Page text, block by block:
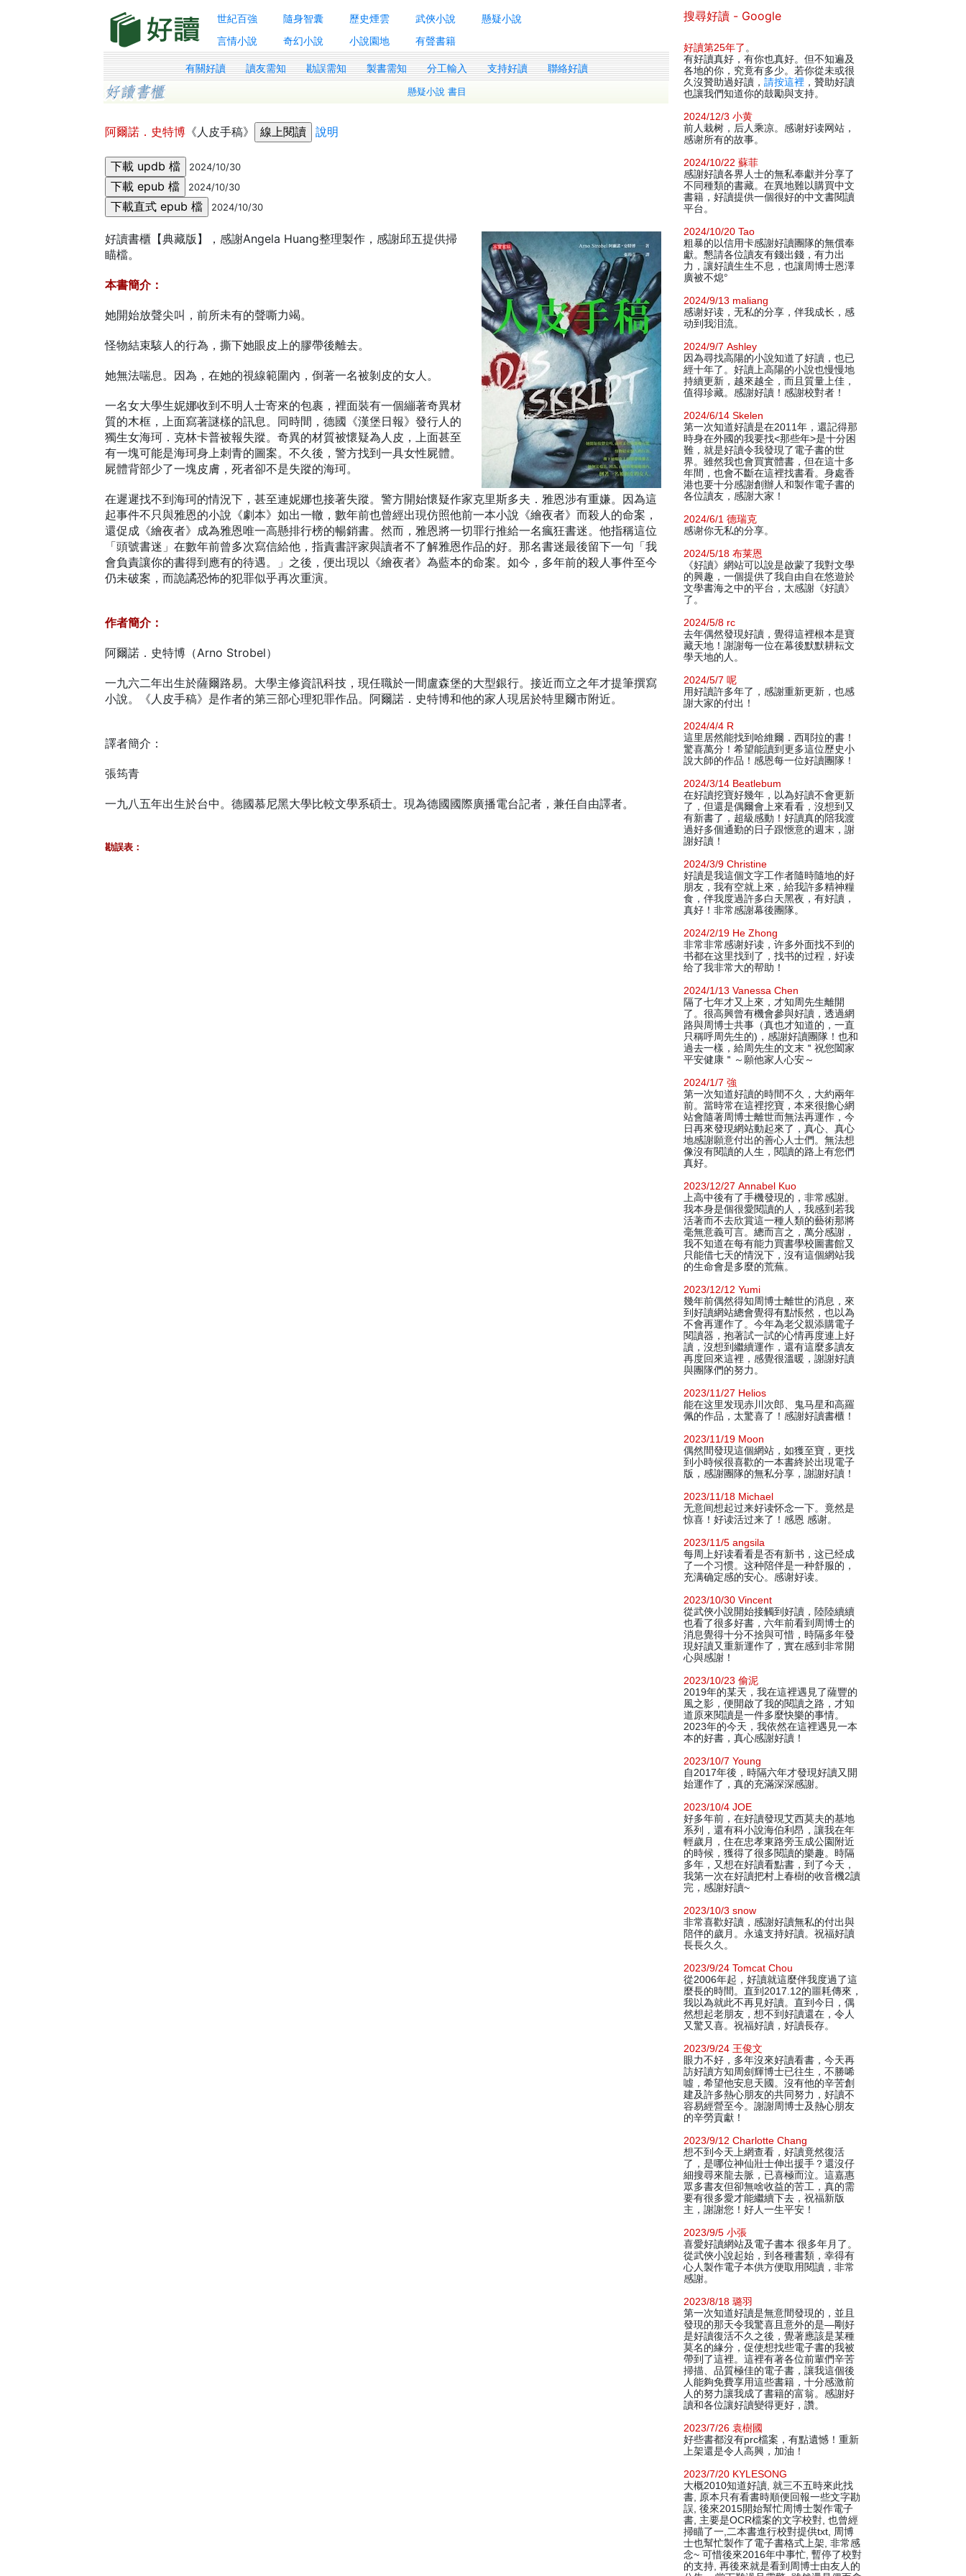
世紀百強 隨身智囊 歷史煙雲 武俠小說
懸疑小說
言情小說
奇幻小說 小說園地 有聲書籍
有關好讀 讀友需知 勘誤需知 製書需知 分工輸入 支持好讀 聯絡好讀
懸疑小說 書目
阿爾諾．史特博 《人皮手稿》 說明
2024/10/30
2024/10/30
2024/10/30
好讀書櫃【典藏版】，感謝Angela Huang整理製作，感謝邱五提供掃
瞄檔。
本書簡介：
她開始放聲尖叫，前所未有的聲嘶力竭。
怪物結束駭人的行為，撕下她眼皮上的膠帶後離去。
她無法喘息。因為，在她的視線範圍內，倒著一名被剝皮的女人。
一名女大學生妮娜收到不明人士寄來的包裹，裡面裝有一個繃著奇異材
質的木框，上面寫著謎樣的訊息。同時間，德國《漢堡日報》發行人的
獨生女海珂．克林卡普被報失蹤。奇異的材質被懷疑為人皮，上面甚至
有一塊可能是海珂身上刺青的圖案。不久後，警方找到一具女性屍體。
屍體背部少了一塊皮膚，死者卻不是失蹤的海珂。
在遲遲找不到海珂的情況下，甚至連妮娜也接著失蹤。警方開始懷疑作家克里斯多夫．雅恩涉有重嫌。因為這
起事件不只與雅恩的小說《劇本》如出一轍，數年前也曾經出現仿照他前一本小說《繪夜者》而殺人的命案，
還促成《繪夜者》成為雅恩唯一高懸排行榜的暢銷書。然而，雅恩將一切罪行推給一名瘋狂書迷。他指稱這位
「頭號書迷」在數年前曾多次寫信給他，指責書評家與讀者不了解雅恩作品的好。那名書迷最後留下一句「我
會負責讓你的書得到應有的待遇。」之後，便出現以《繪夜者》為藍本的命案。如今，多年前的殺人事件至今
仍未破案，而詭譎恐怖的犯罪似乎再次重演。
作者簡介：
阿爾諾．史特博（Arno Strobel）
一九六二年出生於薩爾路易。大學主修資訊科技，現任職於一間盧森堡的大型銀行。接近而立之年才提筆撰寫
小說。《人皮手稿》是作者的第三部心理犯罪作品。阿爾諾．史特博和他的家人現居於特里爾市附近。
譯者簡介：
張筠青
一九八五年出生於台中。德國慕尼黑大學比較文學系碩士。現為德國國際廣播電台記者，兼任自由譯者。
勘誤表：
搜尋好讀 - Google
好讀第25年了 。
有好讀真好，有你也真好。但不知遍及
各地的你，究竟有多少。若你從未或很
久沒贊助過好讀， 請按這裡 ，贊助好讀
也讓我們知道你的鼓勵與支持。
2024/12/3 小黄
前人栽树，后人乘凉。感谢好读网站，
感谢所有的故事。
2024/10/22 蘇菲
感謝好讀各界人士的無私奉獻并分享了
不同種類的書藏。在異地難以購買中文
書籍，好讀提供一個很好的中文書閱讀
平台。
2024/10/20 Tao
粗暴的以信用卡感謝好讀團隊的無償奉
獻。懇請各位讀友有錢出錢，有力出
力，讓好讀生生不息，也讓周博士恩澤
廣被不熄°
2024/9/13 maliang
感谢好读，无私的分享，伴我成长，感
动到我泪流。
2024/9/7 Ashley
因為尋找高陽的小說知道了好讀，也已
經十年了。好讀上高陽的小說也慢慢地
持續更新，越來越全，而且質量上佳，
值得珍藏。感謝好讀！感謝校對者！
2024/6/14 Skelen
第一次知道好讀是在2011年，還記得那
時身在外國的我要找<那些年>是十分困
難，就是好讀令我發現了電子書的世
界。雖然我也會買實體書，但在這十多
年間，也會不斷在這裡找書看。身處香
港也要十分感謝創辦人和製作電子書的
各位讀友，感謝大家！
2024/6/1 德瑞克
感谢你无私的分享。
2024/5/18 布莱恩
《好讀》網站可以說是啟蒙了我對文學
的興趣，一個提供了我自由自在悠遊於
文學書海之中的平台，太感謝《好讀》
了。
2024/5/8 rc
去年偶然發現好讀，覺得這裡根本是寶
藏天地！謝謝每一位在幕後默默耕耘文
學天地的人。
2024/5/7 呢
用好讀許多年了，感謝重新更新，也感
謝大家的付出！
2024/4/4 R
這里居然能找到哈維爾．西耶拉的書！
驚喜萬分！希望能讀到更多這位歷史小
說大師的作品！感恩每一位好讀團隊！
2024/3/14 Beatlebum
在好讀挖寶好幾年，以為好讀不會更新
了，但還是偶爾會上來看看，沒想到又
有新書了，超級感動！好讀真的陪我渡
過好多個通勤的日子跟愜意的週末，謝
謝好讀！
2024/3/9 Christine
好讀是我這個文字工作者隨時隨地的好
朋友，我有空就上來，給我許多精神糧
食，伴我度過許多白天黑夜，有好讀，
真好！非常感謝幕後團隊。
2024/2/19 He Zhong
非常非常感谢好读，许多外面找不到的
书都在这里找到了，找书的过程，好读
给了我非常大的帮助！
2024/1/13 Vanessa Chen
隔了七年才又上來，才知周先生離開
了。很高興曾有機會參與好讀，透過網
路與周博士共事（真也才知道的，一直
只稱呼周先生的)，感謝好讀團隊！也和
過去一樣，給周先生的文末＂祝您闔家
平安健康＂～願他家人心安～
2024/1/7 強
第一次知道好讀的時間不久，大約兩年
前。當時常在這裡挖寶，本來很擔心網
站會隨著周博士離世而無法再運作，今
日再來發現網站動起來了，真心、真心
地感謝願意付出的善心人士們。無法想
像沒有閱讀的人生，閱讀的路上有您們
真好。
2023/12/27 Annabel Kuo
上高中後有了手機發現的，非常感謝。
我本身是個很愛閱讀的人，我感到若我
活著而不去欣賞這一種人類的藝術那將
毫無意義可言。總而言之，萬分感謝，
我不知道在每有能力買書學校圖書館又
只能借七天的情況下，沒有這個網站我
的生命會是多麼的荒蕪。
2023/12/12 Yumi
幾年前偶然得知周博士離世的消息，來
到好讀網站總會覺得有點悵然，也以為
不會再運作了。今年為老父親添購電子
閱讀器，抱著試一試的心情再度連上好
讀，沒想到繼續運作，還有這麼多讀友
再度回來這裡，感覺很溫暖，謝謝好讀
與團隊們的努力。
2023/11/27 Helios
能在这里发现赤川次郎、鬼马星和高羅
佩的作品，太驚喜了！感謝好讀書櫃！
2023/11/19 Moon
偶然間發現這個網站，如獲至寶，更找
到小時候很喜歡的一本書終於出現電子
版，感謝團隊的無私分享，謝謝好讀！
2023/11/18 Michael
无意间想起过来好读怀念一下。竟然是
惊喜！好读活过来了！感恩 感谢。
2023/11/5 angsila
每周上好读看看是否有新书，这已经成
了一个习惯。这种陪伴是一种舒服的，
充满确定感的安心。感谢好读。
2023/10/30 Vincent
從武俠小說開始接觸到好讀，陸陸續續
也看了很多好書，六年前看到周博士的
消息覺得十分不捨與可惜，時隔多年發
現好讀又重新運作了，實在感到非常開
心與感謝！
2023/10/23 偷泥
2019年的某天，我在這裡遇見了薩豐的
風之影，便開啟了我的閱讀之路，才知
道原來閱讀是一件多麼快樂的事情。
2023年的今天，我依然在這裡遇見一本
本的好書，真心感謝好讀！
2023/10/7 Young
自2017年後，時隔六年才發現好讀又開
始運作了，真的充滿深深感謝。
2023/10/4 JOE
好多年前，在好讀發現艾西莫夫的基地
系列，還有科小說海伯利昂，讓我在年
輕歲月，住在忠孝東路旁玉成公園附近
的時候，獲得了很多閱讀的樂趣。時隔
多年，又想在好讀看點書，到了今天，
我第一次在好讀把村上春樹的收音機2讀
完，感謝好讀~
2023/10/3 snow
非常喜歡好讀，感謝好讀無私的付出與
陪伴的歲月。永遠支持好讀。祝福好讀
長長久久。
2023/9/24 Tomcat Chou
從2006年起，好讀就這麼伴我度過了這
麼長的時間。直到2017.12的噩耗傳來，
我以為就此不再見好讀。直到今日，偶
然想起老朋友，想不到好讀還在，令人
又驚又喜。祝福好讀，好讀長存。
2023/9/24 王俊文
眼力不好，多年沒來好讀看書，今天再
訪好讀方知周劍輝博士已往生，不勝唏
噓，希望他安息天國。沒有他的辛苦創
建及許多熱心朋友的共同努力，好讀不
容易經營至今。謝謝周博士及熱心朋友
的辛勞貢獻！
2023/9/12 Charlotte Chang
想不到今天上網查看，好讀竟然復活
了，是哪位神仙壯士伸出援手？還沒仔
細搜尋來龍去脈，已喜極而泣。這嘉惠
眾多書友但卻無啥收益的苦工，真的需
要有很多愛才能繼續下去，祝福新版
主，謝謝您！好人一生平安！
2023/9/5 小張
喜愛好讀網站及電子書本 很多年月了。
從武俠小說起始，到各種書類，幸得有
心人製作電子本供方便取用閱讀，非常
感謝。
2023/8/18 璐羽
第一次知道好讀是無意間發現的，並且
發現的那天令我驚喜且意外的是—剛好
是好讀復活不久之後，覺著應該是某種
莫名的緣分，促使想找些電子書的我被
帶到了這裡。這裡有著各位前輩們辛苦
掃描、品質極佳的電子書，讓我這個後
人能夠免費享用這些書籍，十分感激前
人的努力讓我成了書籍的富翁。感謝好
讀和各位讓好讀變得更好，讚。
2023/7/26 袁樹國
好些書都沒有prc檔案，有點遺憾！重新
上架還是令人高興，加油！
2023/7/20 KYLESONG
大概2010知道好讀, 就三不五時來此找
書, 原本只有看書時順便回報一些文字勘
誤, 後來2015開始幫忙周博士製作電子
書, 主要是OCR檔案的文字校對, 也曾經
掃瞄了一,二本書進行校對提供txt, 周博
士也幫忙製作了電子書格式上架, 非常感
念~ 可惜後來2016年中事忙, 暫停了校對
的支持, 再後來就是看到周博士由友人的